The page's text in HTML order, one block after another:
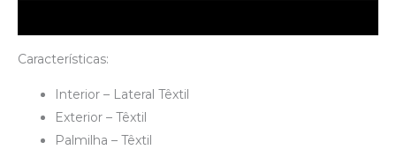
Características:
Interior – Lateral Têxtil
Exterior – Têxtil
Palmilha – Têxtil